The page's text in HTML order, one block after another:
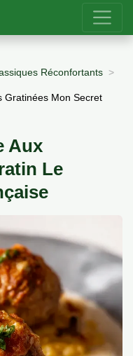
Réconfortants
Gratinées Mon Secret
Aux
Le